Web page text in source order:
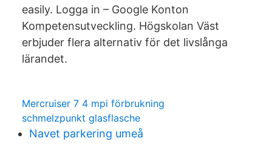
easily. Logga in – Google Konton
Kompetensutveckling. Högskolan Väst
erbjuder flera alternativ för det livslånga
lärandet.
Mercruiser 7 4 mpi förbrukning
schmelzpunkt glasflasche
Navet parkering umeå